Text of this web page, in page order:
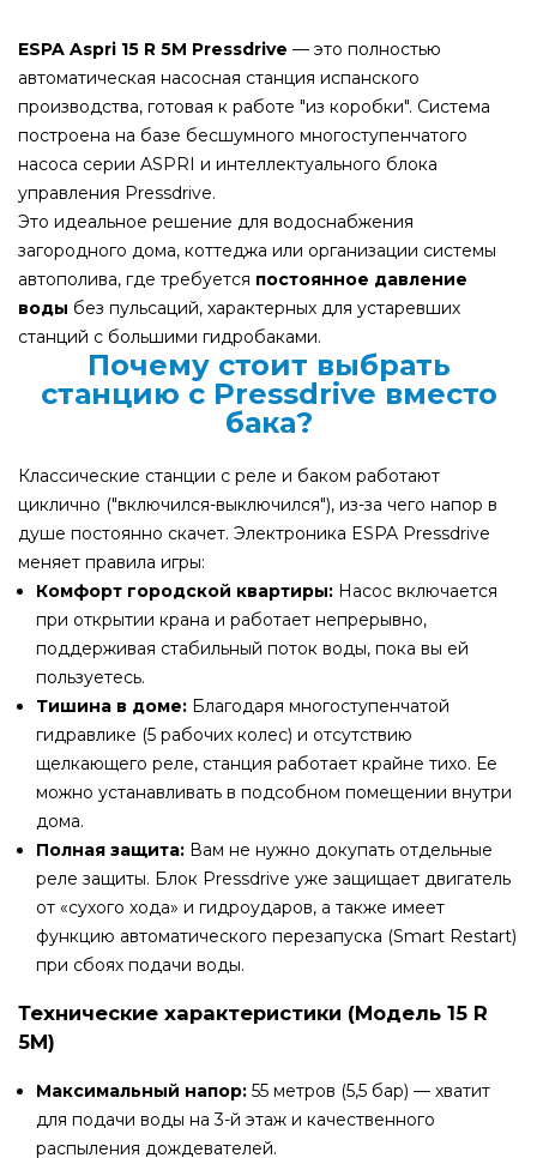
ESPA Aspri 15 R 5M Pressdrive — это полностью
автоматическая насосная станция испанского
производства, готовая к работе "из коробки". Система
построена на базе бесшумного многоступенчатого
насоса серии ASPRI и интеллектуального блока
управления Pressdrive.
Это идеальное решение для водоснабжения
загородного дома, коттеджа или организации системы
автополива, где требуется постоянное давление
воды без пульсаций, характерных для устаревших
станций с большими гидробаками.
Почему стоит выбрать
станцию с Pressdrive вместо
бака?
Классические станции с реле и баком работают
циклично ("включился-выключился"), из-за чего напор в
душе постоянно скачет. Электроника ESPA Pressdrive
меняет правила игры:
Комфорт городской квартиры: Насос включается
при открытии крана и работает непрерывно,
поддерживая стабильный поток воды, пока вы ей
пользуетесь.
Тишина в доме: Благодаря многоступенчатой
гидравлике (5 рабочих колес) и отсутствию
щелкающего реле, станция работает крайне тихо. Ее
можно устанавливать в подсобном помещении внутри
дома.
Полная защита: Вам не нужно докупать отдельные
реле защиты. Блок Pressdrive уже защищает двигатель
от «сухого хода» и гидроударов, а также имеет
функцию автоматического перезапуска (Smart Restart)
при сбоях подачи воды.
Технические характеристики (Модель 15 R
5M)
Максимальный напор: 55 метров (5,5 бар) — хватит
для подачи воды на 3-й этаж и качественного
распыления дождевателей.